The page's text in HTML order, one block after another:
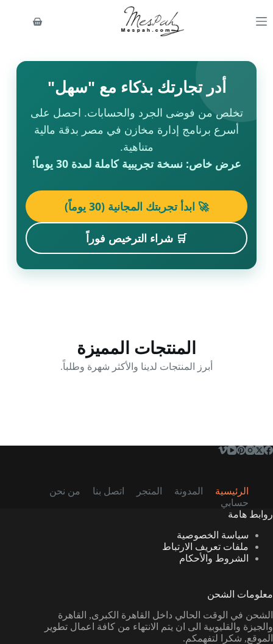
أدر تجارتك بذكاء مع "سهل"
تخلص من فوضى الجرد والحسابات. احصل على
أسرع برنامج إدارة مخازن في مصر بدقة مالية
متناهية.
عرض خاص: نسخة تجريبية كاملة لمدة 30 يوماً!
🚀 ابدأ تجربتك المجانية (30 يوماً)
🛒 شراء الترخيص فوراً
المنتجات المميزة
أبرز المنتجات لدينا والأكثر شهرة وطلباً.
الرئيسية المدونة المتجر اتصل بنا
من نحن
حسابي
روابط هامة
سياسة الخصوصية
ملفات تعريف الارتباط
الشروط والأحكام
معلومات الشحن
الشحن في الوقت الحالي داخل القاهرة الكبرى, القاهرة
والجيزة والقليوبية الى ان يتم الانتهاء من كافة اعمال تطوير
الموقع, شكرا لتفهمكم.